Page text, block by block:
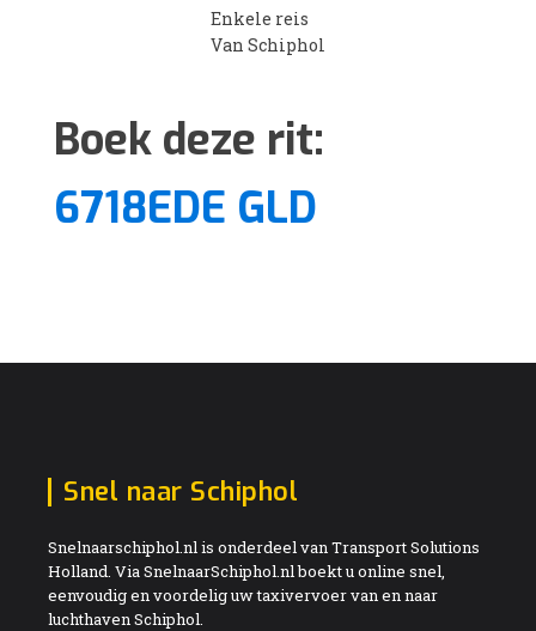
Enkele reis
Van Schiphol
Boek deze rit:
6718EDE GLD
Snel naar Schiphol
Snelnaarschiphol.nl is onderdeel van Transport Solutions
Holland. Via SnelnaarSchiphol.nl boekt u online snel,
eenvoudig en voordelig uw taxivervoer van en naar
luchthaven Schiphol.